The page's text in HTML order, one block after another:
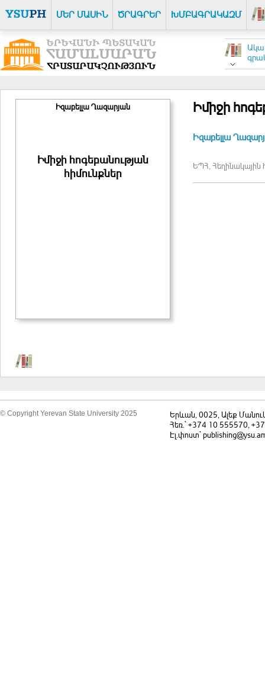
ՄԵՐ ՄԱՍԻՆ ԾՐԱԳՐԵՐ ԽՄԲԱԳՐԱԿԱԶՄ
Իզաբելլա Ղազարյան
Իմիջի հոգեբանության
հիմունքներ
Իմիջի
Իզաբելլա
ԵՊՀ, Հեղինակային
© Copyright Yerevan State University 2025
Երևան, 0025, Ալեք
Հեռ.` +374 10 555570,
Էլ.փոստ`